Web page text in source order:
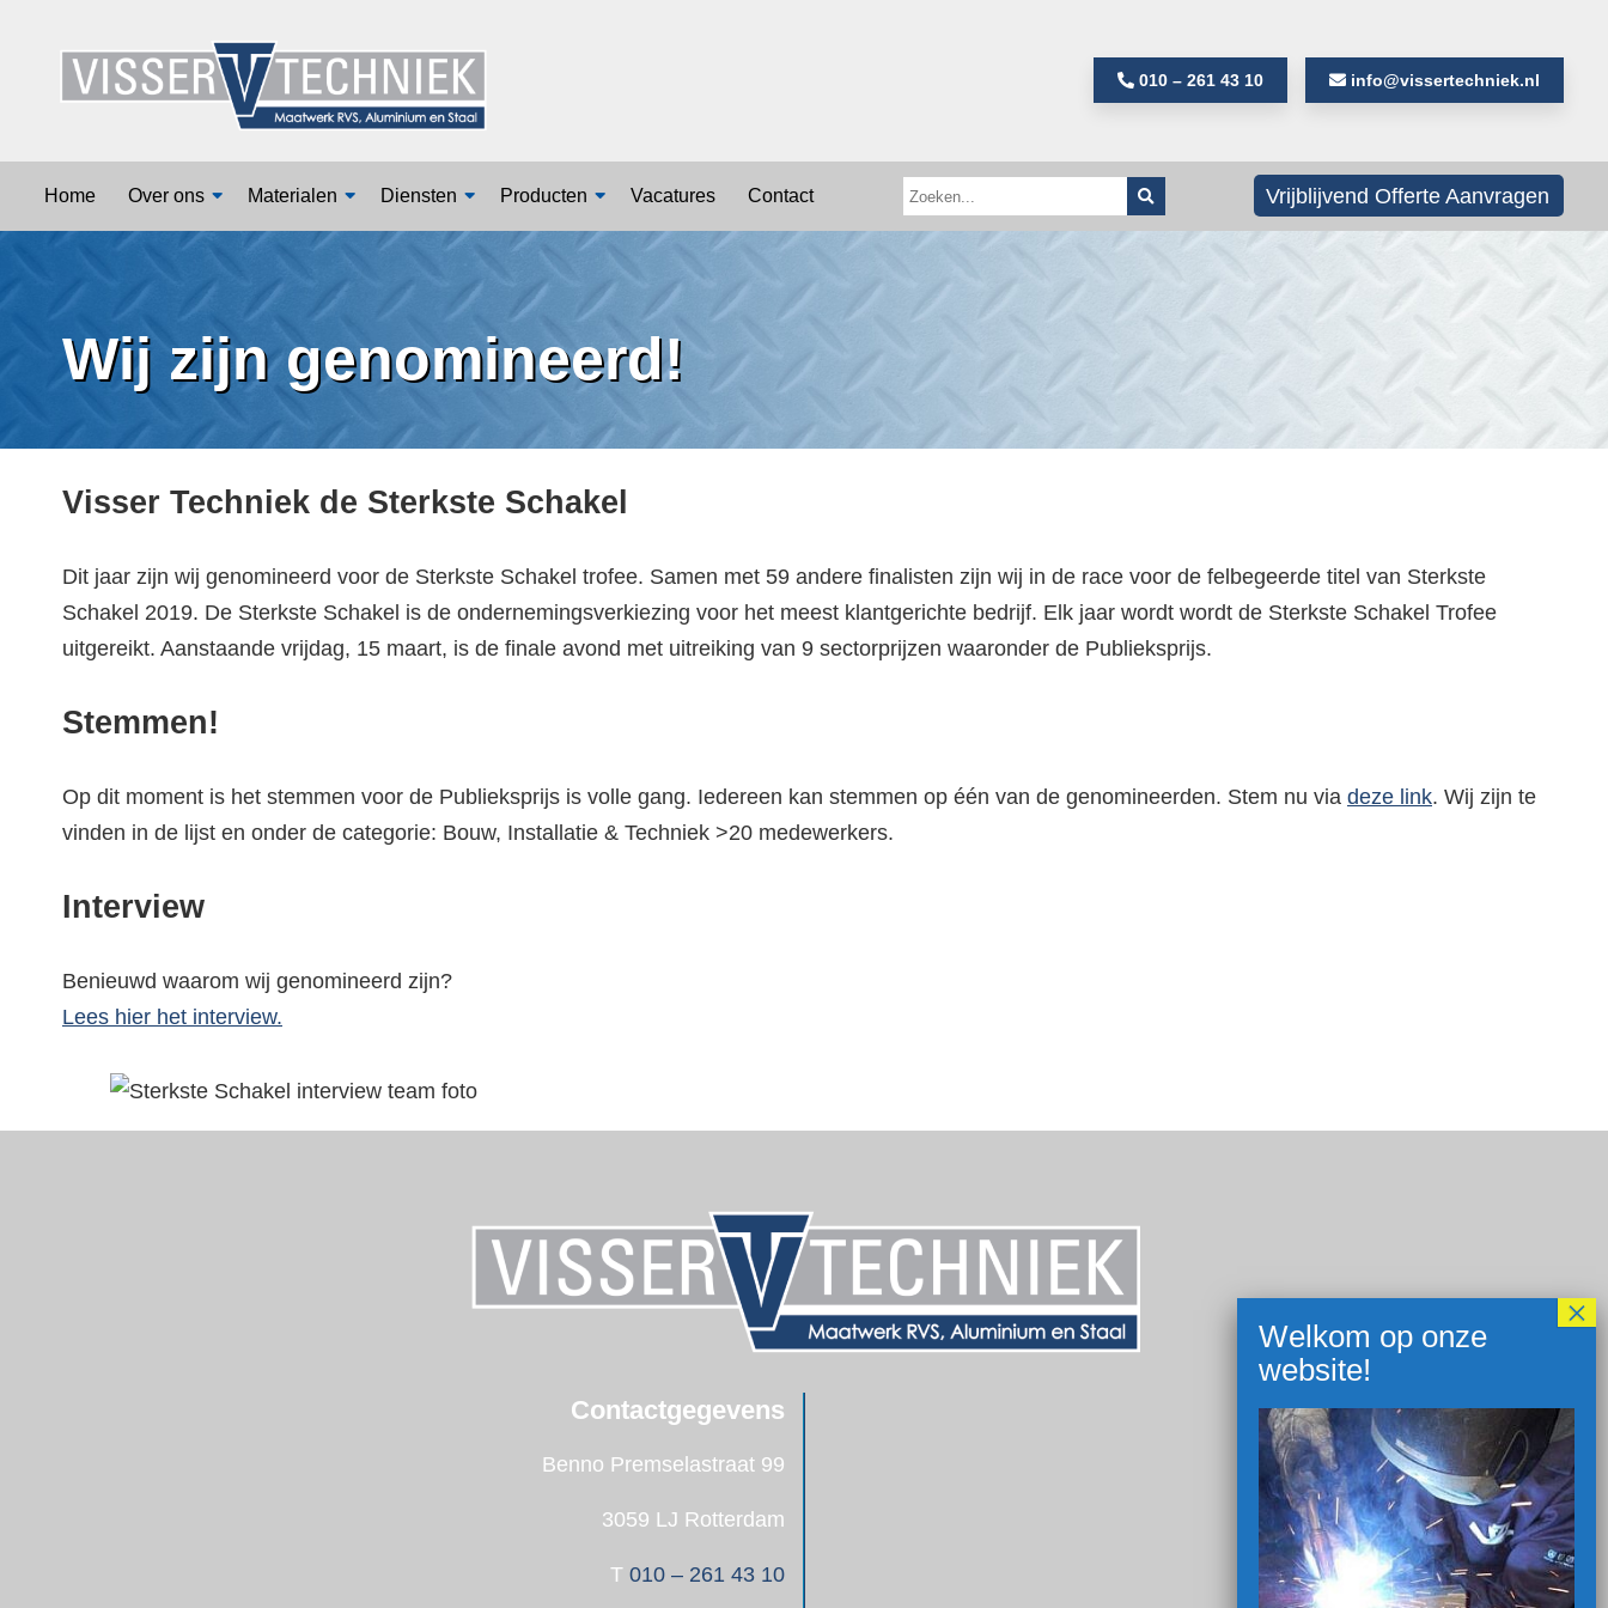
Home
Materialen
Diensten
Producten
010 – 261 43 10 info@vissertechniek.nl
Home Over ons Materialen Diensten Producten Vacatures Contact Als de resultaten voor automatisch
Vrijblijvend Offerte Aanvragen
Wij zijn genomineerd!
Visser Techniek de Sterkste Schakel
Dit jaar zijn wij genomineerd voor de Sterkste Schakel trofee. Samen met 59 andere finalisten zijn wij in de race voor de felbegeerde titel van Sterkste
Schakel 2019. De Sterkste Schakel is de ondernemingsverkiezing voor het meest klantgerichte bedrijf. Elk jaar wordt wordt de Sterkste Schakel Trofee
uitgereikt. Aanstaande vrijdag, 15 maart, is de finale avond met uitreiking van 9 sectorprijzen waaronder de Publieksprijs.
Stemmen!
Op dit moment is het stemmen voor de Publieksprijs is volle gang. Iedereen kan stemmen op één van de genomineerden. Stem nu via deze link. Wij zijn te
vinden in de lijst en onder de categorie: Bouw, Installatie & Techniek >20 medewerkers.
Interview
Benieuwd waarom wij genomineerd zijn?
Lees hier het interview.
Contactgegevens
Benno Premselastraat 99
3059 LJ Rotterdam
T 010 – 261 43 10